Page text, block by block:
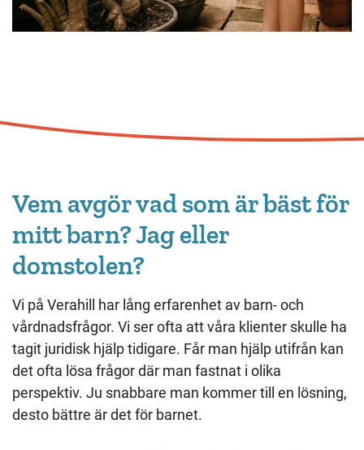
Vem avgör vad som är bäst för
mitt barn? Jag eller
domstolen?
Vi på Verahill har lång erfarenhet av barn- och
vårdnadsfrågor. Vi ser ofta att våra klienter skulle ha
tagit juridisk hjälp tidigare. Får man hjälp utifrån kan
det ofta lösa frågor där man fastnat i olika
perspektiv. Ju snabbare man kommer till en lösning,
desto bättre är det för barnet.